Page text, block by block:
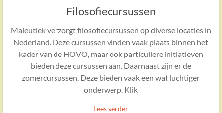
Filosofiecursussen
Maieutiek verzorgt filosofiecursussen op diverse locaties in
Nederland. Deze cursussen vinden vaak plaats binnen het
kader van de HOVO, maar ook particuliere initiatieven
bieden deze cursussen aan. Daarnaast zijn er de
zomercursussen. Deze bieden vaak een wat luchtiger
onderwerp. Klik
Lees verder